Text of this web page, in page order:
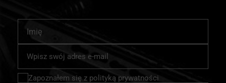
nasz
newsletter:
Zapoznałem się z polityką prywatności